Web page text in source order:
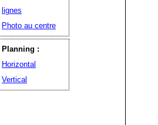
lignes
Photo au centre
Planning :
Horizontal
Vertical